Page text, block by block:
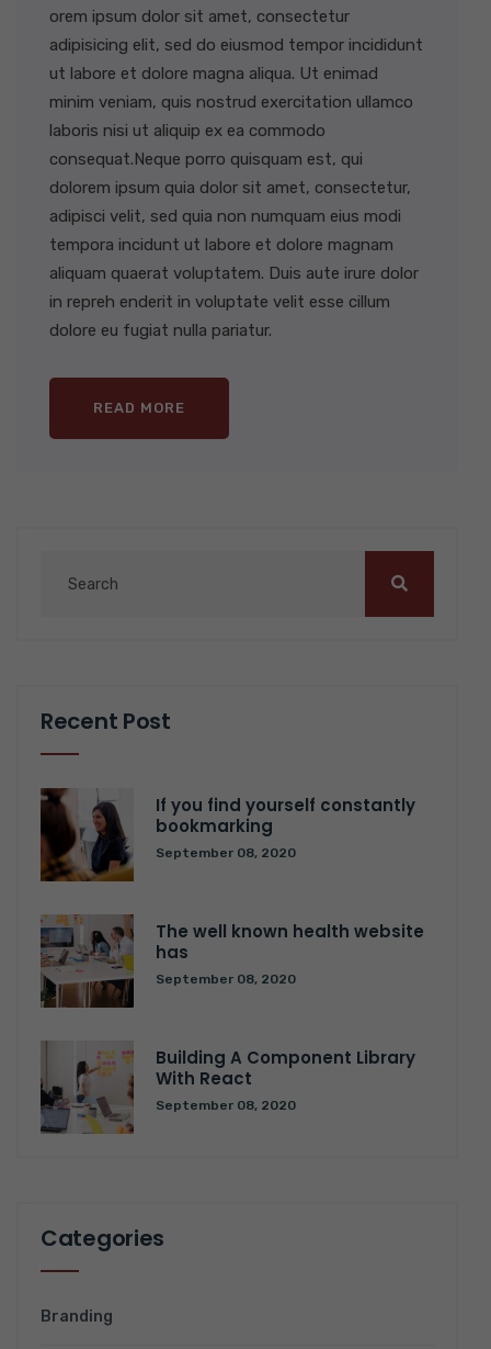
orem ipsum dolor sit amet, consectetur
adipisicing elit, sed do eiusmod tempor incididunt
ut labore et dolore magna aliqua. Ut enimad
minim veniam, quis nostrud exercitation ullamco
laboris nisi ut aliquip ex ea commodo
consequat.Neque porro quisquam est, qui
dolorem ipsum quia dolor sit amet, consectetur,
adipisci velit, sed quia non numquam eius modi
tempora incidunt ut labore et dolore magnam
aliquam quaerat voluptatem. Duis aute irure dolor
in repreh enderit in voluptate velit esse cillum
dolore eu fugiat nulla pariatur.
READ MORE
Recent Post
If you find yourself constantly
bookmarking
September 08, 2020
The well known health website
has
September 08, 2020
Building A Component Library
With React
September 08, 2020
Categories
Branding